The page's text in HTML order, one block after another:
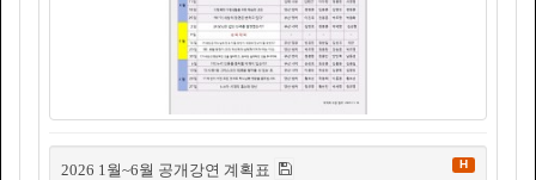
2026 1월~6월 공개강연 계획표 H